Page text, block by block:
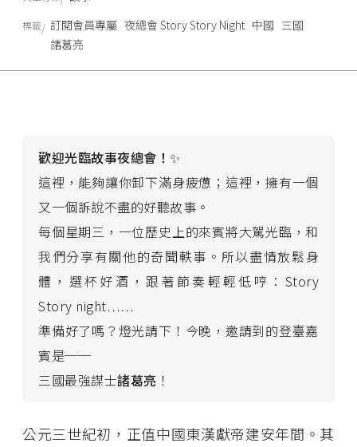
歡迎光臨故事夜總會！ ✨
這裡，能夠讓你卸下滿身疲憊；這裡，擁有一個
又一個訴說不盡的好聽故事。
每個星期三，一位歷史上的來賓將大駕光臨，和
我們分享有關他的奇聞軼事。所以盡情放鬆身
體，選杯好酒，跟著節奏輕輕低哼：Story
Story night……
準備好了嗎？燈光請下！今晚，邀請到的登臺嘉
賓是──
三國最強謀士諸葛亮 ！
公元三世紀初，正值中國東漢獻帝建安年間。其
標籤 訂閱會員專屬 夜總會 Story Story Night 中國 三國
諸葛亮